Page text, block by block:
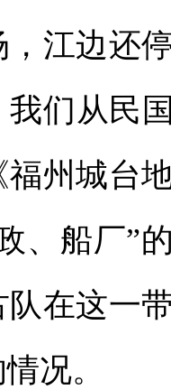
江边还
们从民
州城台
、船厂”
在这一
况。